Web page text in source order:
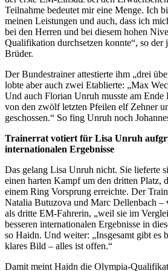
Teilnahme bedeutet mir eine Menge. Ich
meinen Leistungen und auch, dass ich
bei den Herren und bei diesem hohen
Qualifikation durchsetzen konnte“, so der
Brüder.
Der Bundestrainer attestierte ihm „drei
lobte aber auch zwei Etablierte: „Max
Und auch Florian Unruh musste am Ende
von den zwölf letzten Pfeilen elf Zehner
geschossen.“ So fing Unruh noch
Trainerrat votiert für Lisa Unruh
internationalen Ergebnisse
Das gelang Lisa Unruh nicht. Sie lieferte
einen harten Kampf um den dritten Platz,
einem Ring Vorsprung erreichte. Der
Natalia Butuzova und Marc Dellenbach –
als dritte EM-Fahrerin, „weil sie im
besseren internationalen Ergebnisse in
so Haidn. Und weiter: „Insgesamt gibt es
klares Bild – alles ist offen.“
Damit meint Haidn die Olympia-